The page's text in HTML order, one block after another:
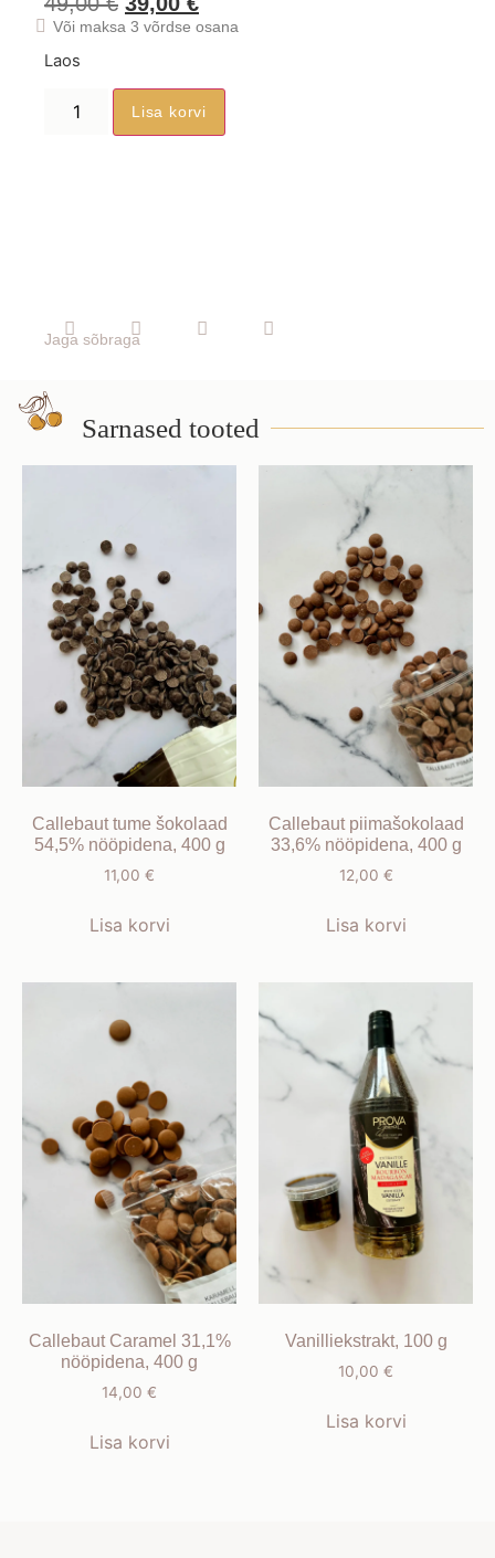
Või maksa 3 võrdse osana
Laos
Lisa korvi
Jaga sõbraga
Sarnased tooted
Callebaut tume šokolaad
54,5% nööpidena, 400 g
11,00 €
Lisa korvi
Callebaut piimašokolaad
33,6% nööpidena, 400 g
12,00 €
Lisa korvi
Callebaut Caramel 31,1%
nööpidena, 400 g
14,00 €
Lisa korvi
Vanilliekstrakt, 100 g
10,00 €
Lisa korvi